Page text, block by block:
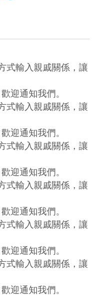
式輸入親戚關係，讓
迎通知我們。
式輸入親戚關係，讓
迎通知我們。
式輸入親戚關係，讓
迎通知我們。
式輸入親戚關係，讓
迎通知我們。
式輸入親戚關係，讓
迎通知我們。
式輸入親戚關係，讓
迎通知我們。